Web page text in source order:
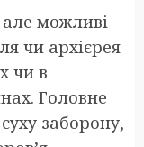
можливі
чи архієрея
чи в
Головне
заборону,